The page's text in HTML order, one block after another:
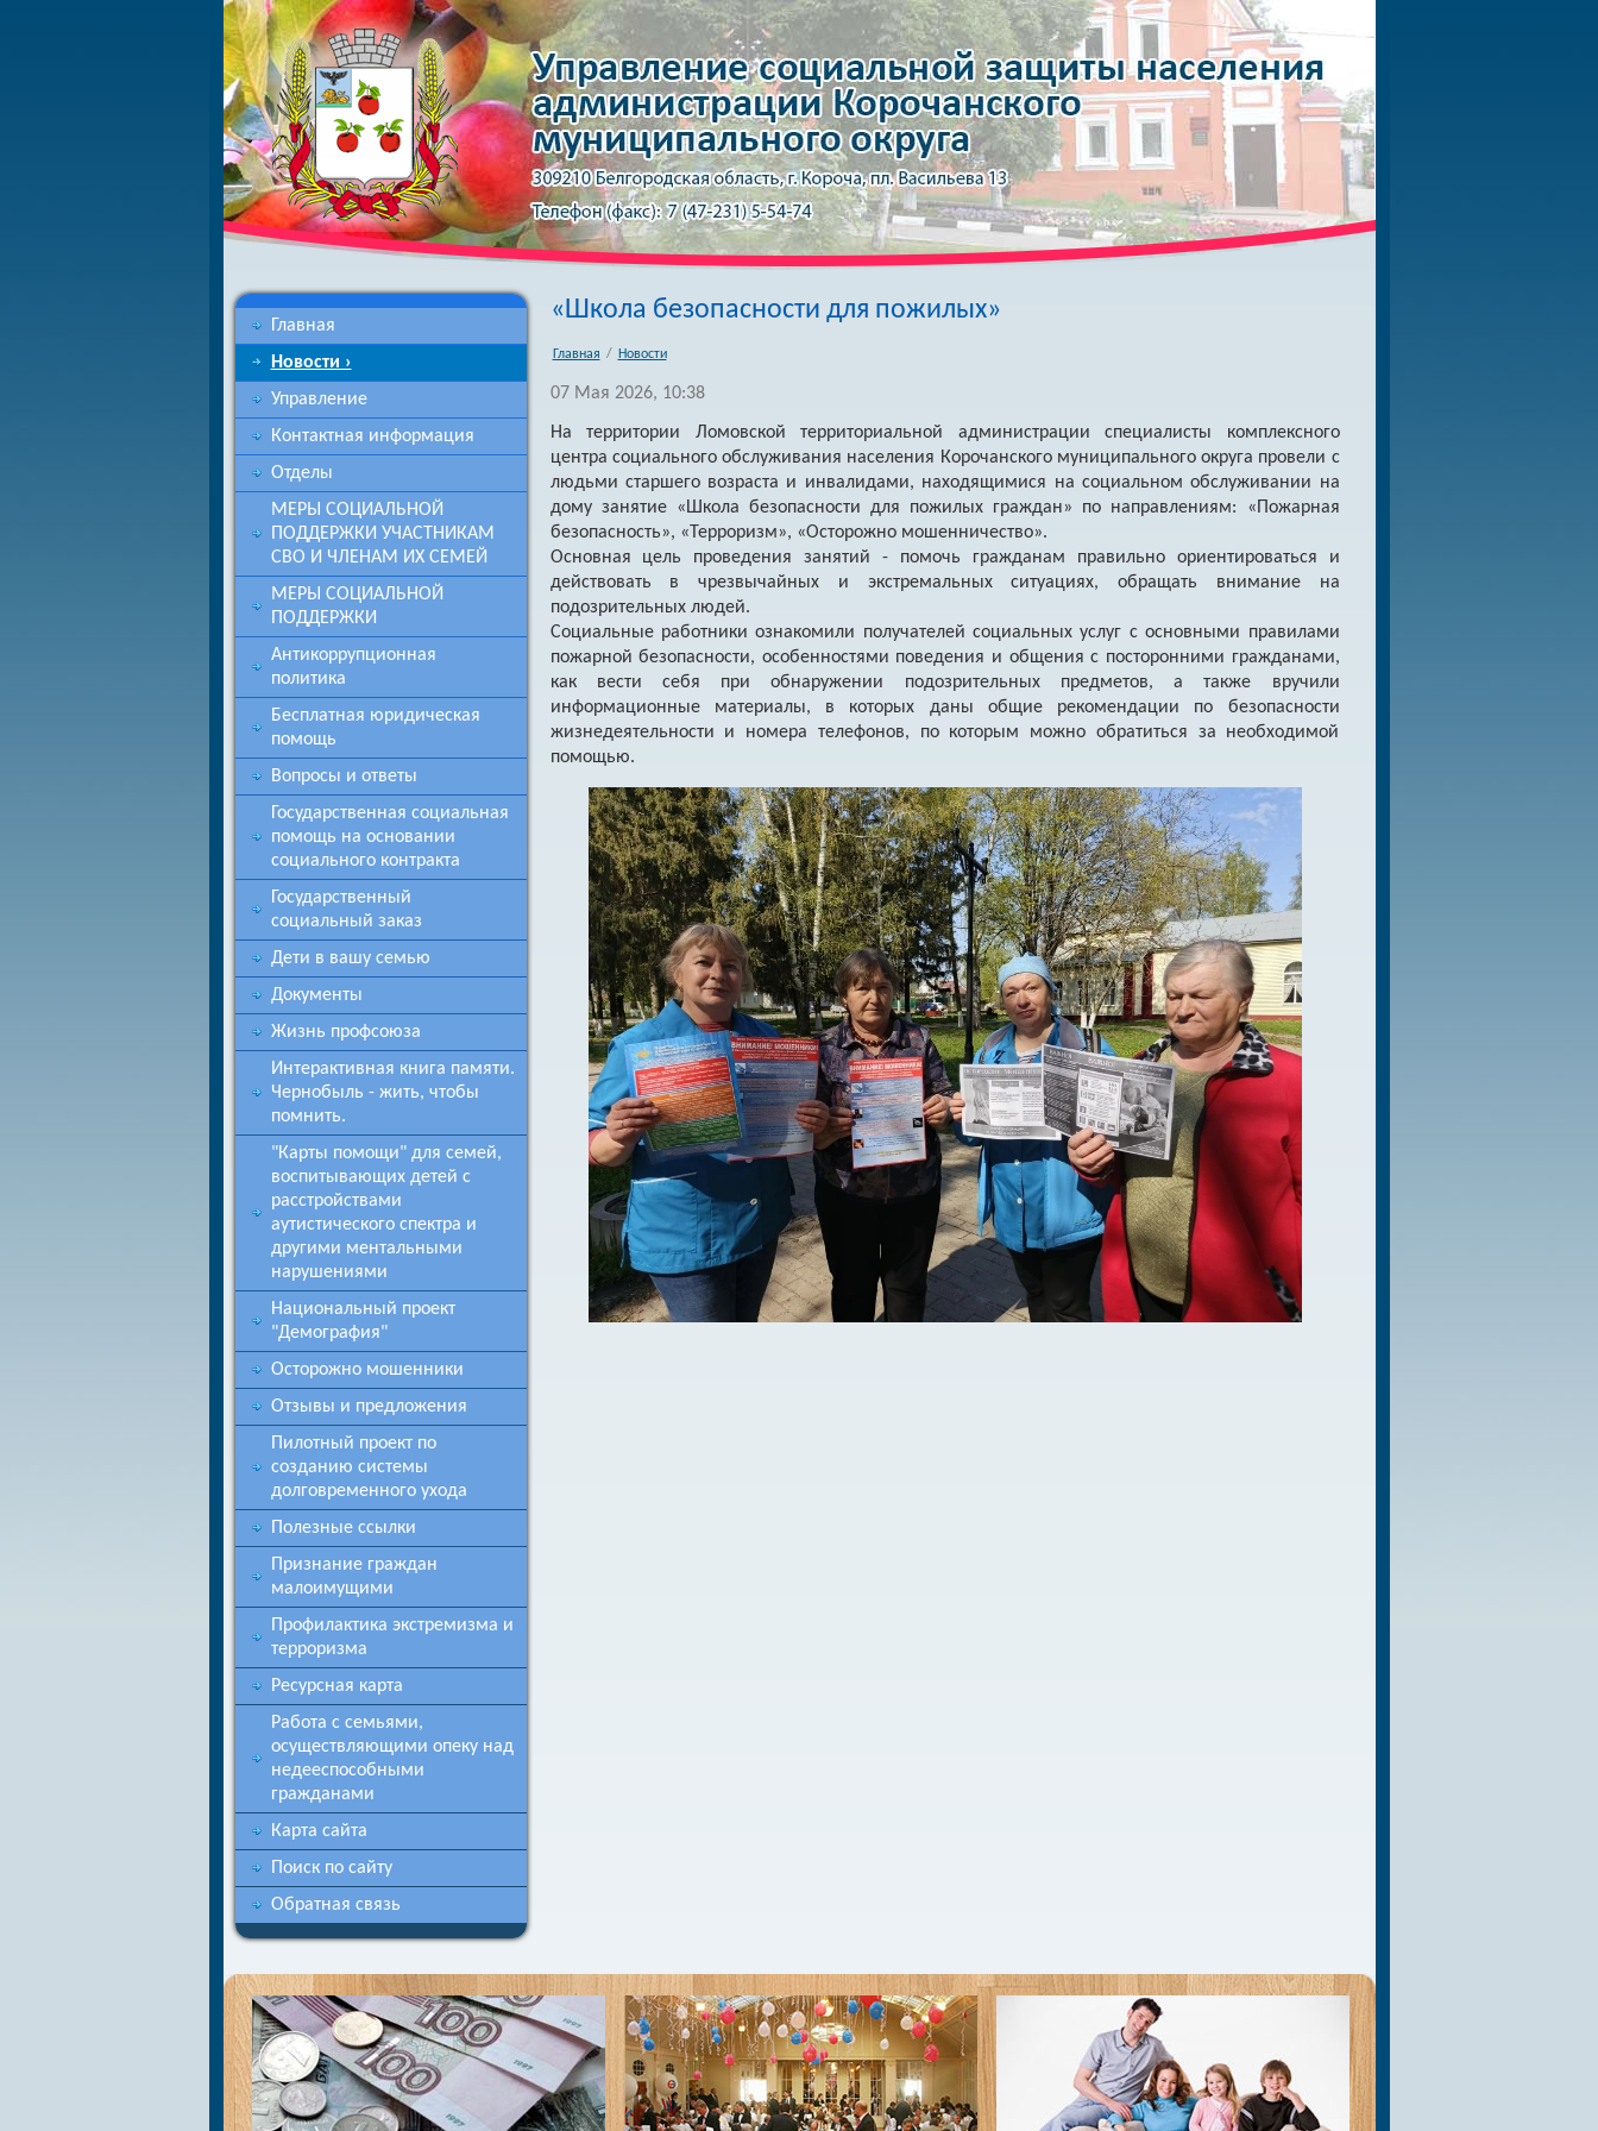
Главная
Новости ›
Управление
Контактная информация
Отделы
МЕРЫ СОЦИАЛЬНОЙ
ПОДДЕРЖКИ УЧАСТНИКАМ
СВО И ЧЛЕНАМ ИХ СЕМЕЙ
МЕРЫ СОЦИАЛЬНОЙ
ПОДДЕРЖКИ
Антикоррупционная
политика
Бесплатная юридическая
помощь
Вопросы и ответы
Государственная социальная
помощь на основании
социального контракта
Государственный
социальный заказ
Дети в вашу семью
Документы
Жизнь профсоюза
Интерактивная книга памяти.
Чернобыль - жить, чтобы
помнить.
"Карты помощи" для семей,
воспитывающих детей с
расстройствами
аутистического спектра и
другими ментальными
нарушениями
Национальный проект
"Демография"
Осторожно мошенники
Отзывы и предложения
Пилотный проект по
созданию системы
долговременного ухода
Полезные ссылки
Признание граждан
малоимущими
Профилактика экстремизма и
терроризма
Ресурсная карта
Работа с семьями,
осуществляющими опеку над
недееспособными
гражданами
Карта сайта
Поиск по сайту
Обратная связь
«Школа безопасности для пожилых»
Главная / Новости
07 Мая 2026, 10:38
На территории Ломовской территориальной администрации специалисты комплексного
центра социального обслуживания населения Корочанского муниципального округа провели с
людьми старшего возраста и инвалидами, находящимися на социальном обслуживании на
дому занятие «Школа безопасности для пожилых граждан» по направлениям: «Пожарная
безопасность», «Терроризм», «Осторожно мошенничество».
Основная цель проведения занятий - помочь гражданам правильно ориентироваться и
действовать в чрезвычайных и экстремальных ситуациях, обращать внимание на
подозрительных людей.
Социальные работники ознакомили получателей социальных услуг с основными правилами
пожарной безопасности, особенностями поведения и общения с посторонними гражданами,
как вести себя при обнаружении подозрительных предметов, а также вручили
информационные материалы, в которых даны общие рекомендации по безопасности
жизнедеятельности и номера телефонов, по которым можно обратиться за необходимой
помощью.